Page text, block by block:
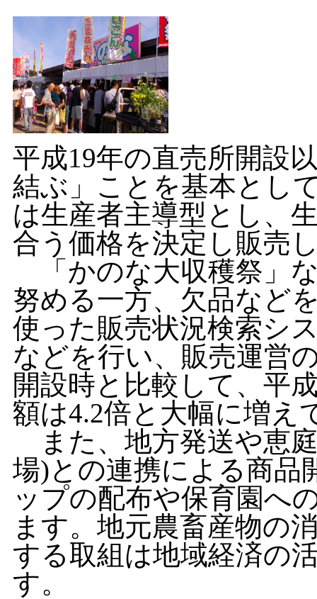
平成19年の直売所開設
結ぶ」ことを基本とし
は生産者主導型とし、
合う価格を決定し販売
「かのな大収穫祭」
努める一方、欠品など
使った販売状況検索シ
などを行い、販売運営
開設時と比較して、平
額は4.2倍と大幅に増え
また、地方発送や恵
場)との連携による商品
ップの配布や保育園へ
ます。地元農畜産物の
する取組は地域経済の
す。